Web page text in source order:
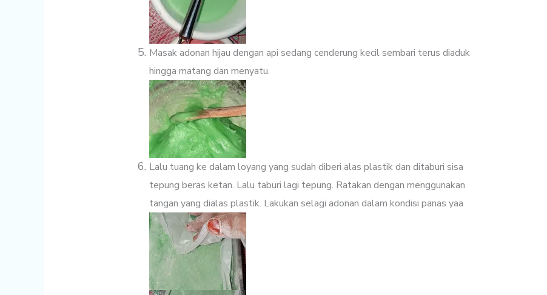
Masak adonan hijau dengan api sedang cenderung kecil sembari terus diaduk
hingga matang dan menyatu.
Lalu tuang ke dalam loyang yang sudah diberi alas plastik dan ditaburi sisa
tepung beras ketan. Lalu taburi lagi tepung. Ratakan dengan menggunakan
tangan yang dialas plastik. Lakukan selagi adonan dalam kondisi panas yaa